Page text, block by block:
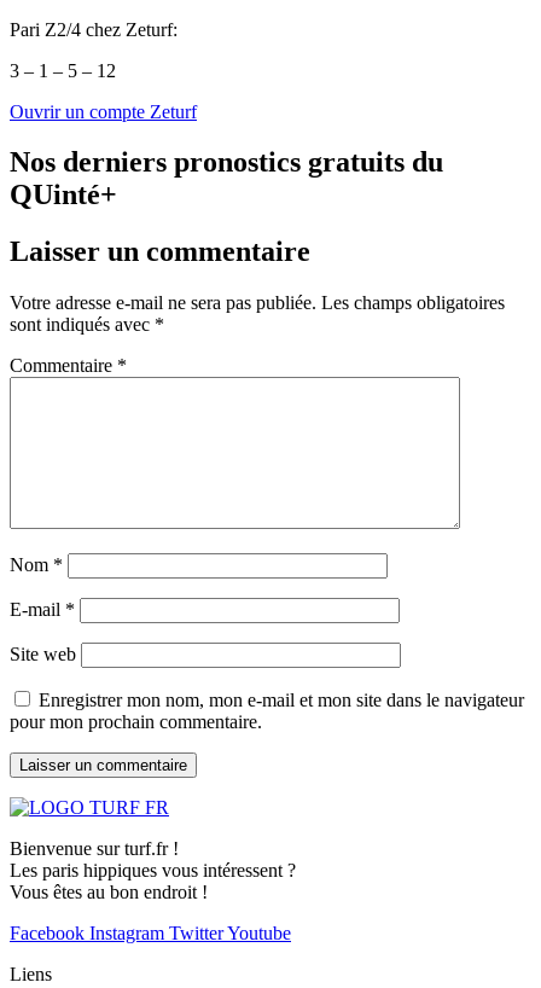
Pari Z2/4 chez Zeturf:
3 – 1 – 5 – 12
Ouvrir un compte Zeturf
Nos derniers pronostics gratuits du
QUinté+
Laisser un commentaire
Votre adresse e-mail ne sera pas publiée. Les champs obligatoires
sont indiqués avec *
Commentaire *
Nom *
E-mail *
Site web
Enregistrer mon nom, mon e-mail et mon site dans le navigateur
pour mon prochain commentaire.
Bienvenue sur turf.fr !
Les paris hippiques vous intéressent ?
Vous êtes au bon endroit !
Facebook Instagram TwitterYoutube
Liens